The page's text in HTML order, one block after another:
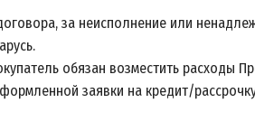
за неисполнение или
обязан возместить расходы
заявки на кредит/